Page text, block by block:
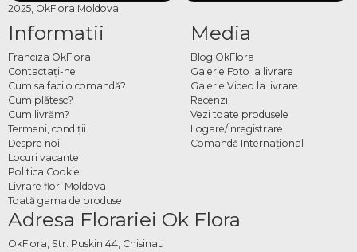
2025, OkFlora Moldova
Informatii
Franciza OkFlora
Contactaţi-ne
Cum sa faci o comandă?
Cum plătesc?
Cum livrăm?
Termeni, condiţii
Despre noi
Locuri vacante
Politica Cookie
Livrare flori Moldova
Toată gama de produse
Media
Blog OkFlora
Galerie Foto la livrare
Galerie Video la livrare
Recenzii
Vezi toate produsele
Logare/Înregistrare
Comandă Internațional
Adresa Florariei Ok Flora
OkFlora, Str. Puskin 44, Chisinau